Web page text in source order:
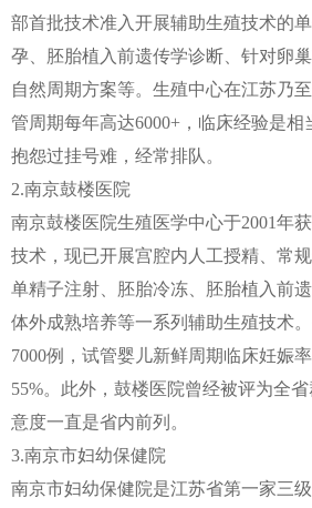
部首批技术准入开展辅助生殖技术的
孕、胚胎植入前遗传学诊断、针对卵
自然周期方案等。生殖中心在江苏乃
管周期每年高达6000+，临床经验是
抱怨过挂号难，经常排队。
2.南京鼓楼医院
南京鼓楼医院生殖医学中心于2001年
技术，现已开展宫腔内人工授精、常
单精子注射、胚胎冷冻、胚胎植入前
体外成熟培养等一系列辅助生殖技术
7000例，试管婴儿新鲜周期临床妊娠
55%。此外，鼓楼医院曾经被评为全
意度一直是省内前列。
3.南京市妇幼保健院
南京市妇幼保健院是江苏省第一家三